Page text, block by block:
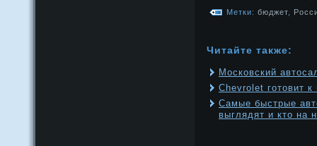
Метки: бюджет
Читайте также:
Московский
Chevrolet готовит
Самые быстрые
выглядят и кто на